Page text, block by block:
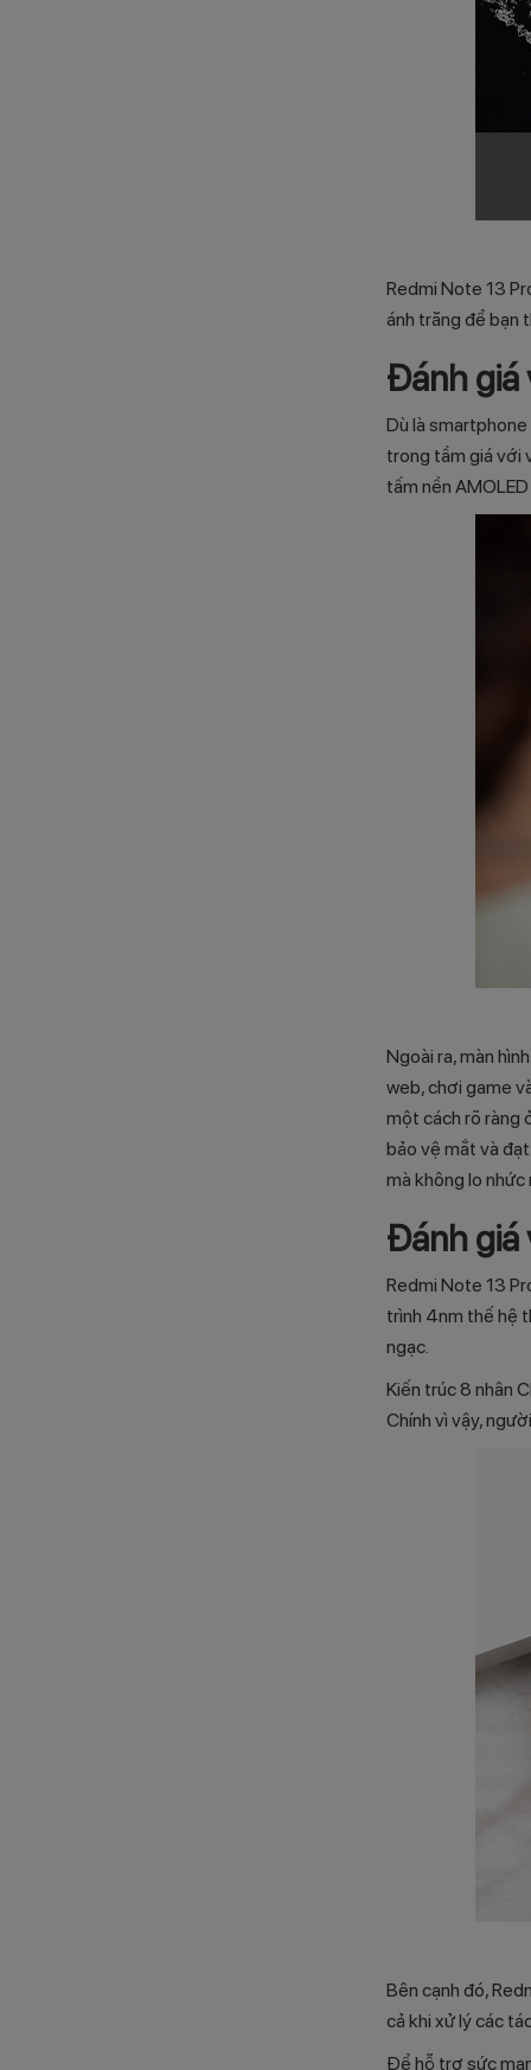
Redmi Note 13
ánh trăng để bạn
Đánh giá
Dù là
trong tầm giá với
tấm nền
Ngoài ra, màn
web, chơi game
một cách rõ ràng
bảo vệ mắt và
mà không lo nhức
Đánh giá
Redmi Note 13
trình 4nm thế hệ
ngạc.
Kiến trúc 8 nhân
Chính vì vậy,
Bên cạnh đó,
cả khi xử lý các
Để hỗ trợ sức